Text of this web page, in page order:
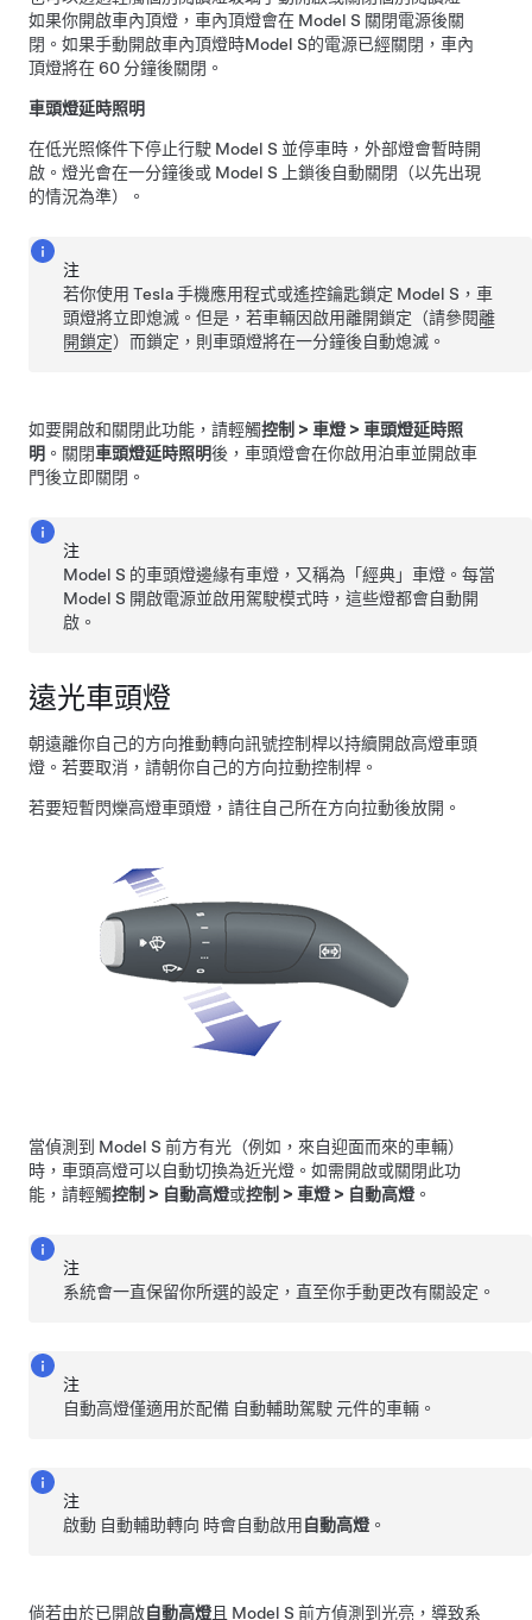
如果你開啟車內頂燈，車內頂燈會在 Model S 關閉電源後關
閉。如果手動開啟車內頂燈時Model S的電源已經關閉，車內
頂燈將在 60 分鐘後關閉。
車頭燈延時照明
在低光照條件下停止行駛 Model S 並停車時，外部燈會暫時開
啟。燈光會在一分鐘後或 Model S 上鎖後自動關閉（以先出現
的情況為準）。
注
若你使用 Tesla 手機應用程式或遙控鑰匙鎖定 Model S ，車
頭燈將立即熄滅。但是，若車輛因啟用離開鎖定（請參閱離
開鎖定）而鎖定，則車頭燈將在一分鐘後自動熄滅。
如要開啟和關閉此功能，請輕觸控制 > 車燈 > 車頭燈延時照
明 。關閉車頭燈延時照明後，車頭燈會在你啟用泊車並開啟車
門後立即關閉。
注
Model S 的車頭燈邊緣有車燈，又稱為「經典」車燈。每當
Model S 開啟電源並啟用駕駛模式時，這些燈都會自動開
啟。
遠光車頭燈
朝遠離你自己的方向推動轉向訊號控制桿以持續開啟高燈車頭
燈。若要取消，請朝你自己的方向拉動控制桿。
若要短暫閃爍高燈車頭燈，請往自己所在方向拉動後放開。
當偵測到 Model S 前方有光（例如，來自迎面而來的車輛）
時，車頭高燈可以自動切換為近光燈。如需開啟或關閉此功
能，請輕觸控制 > 自動高燈或控制 > 車燈 > 自動高燈 。
注
系統會一直保留你所選的設定，直至你手動更改有關設定。
注
自動高燈僅適用於配備 自動輔助駕駛元件的車輛。
注
啟動 自動輔助轉向 時會自動啟用 自動高燈 。
倘若由於已開啟自動高燈 且 Model S 前方偵測到光亮，導致系